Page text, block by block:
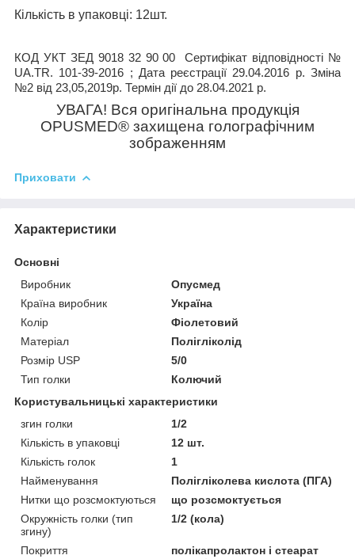
Кількість в упаковці: 12шт.
КОД УКТ ЗЕД 9018 32 90 00
Сертифікат відповідності №
UA.TR. 101-39-2016 ; Дата реєстрації 29.04.2016 р. Зміна
№2 від 23,05,2019р. Термін дії до 28.04.2021 р.
УВАГА! Вся оригінальна продукція
OPUSMED® захищена голографічним
зображенням
Приховати
Характеристики
Основні
Виробник
Опусмед
Країна виробник
Україна
Колір
Фіолетовий
Матеріал
Полігліколід
Розмір USP
5/0
Тип голки
Колючий
Користувальницькі характеристики
згин голки
1/2
Кількість в упаковці
12 шт.
Кількість голок
1
Найменування
Полігліколева кислота (ПГА)
Нитки що розсмоктуються
що розсмоктується
Окружність голки (тип
згину)
1/2 (кола)
Покриття
полікапролактон і стеарат